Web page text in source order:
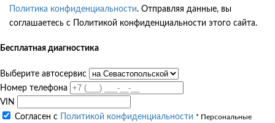
Политика конфиденциальности. Отправляя данные, вы
соглашаетесь с Политикой конфиденциальности этого сайта.
Бесплатная диагностика
Выберите автосервис
Номер телефона
VIN
Согласен с
Политикой конфиденциальности * Персональные